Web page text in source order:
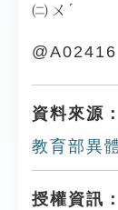
㈡ㄨˊ
@A02416
資料來源：
教育部異
授權資訊：